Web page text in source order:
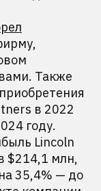
Также
в 2022
году.
Lincoln
$214,1 млн,
35,4% — до